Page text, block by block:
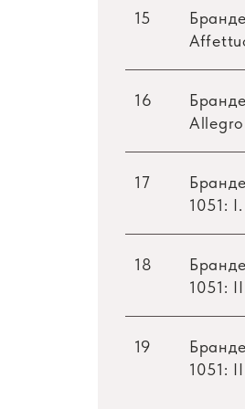
Евгений
15
16
Allegro
17
1051:
18
1051:
19
1051: